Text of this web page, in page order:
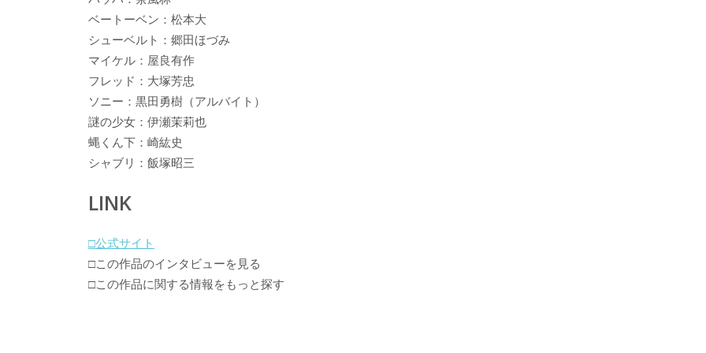
ベートーベン：松本大
シューベルト：郷田ほづみ
マイケル：屋良有作
フレッド：大塚芳忠
ソニー：黒田勇樹（アルバイト）
謎の少女：伊瀬茉莉也
蝿くん下：崎紘史
シャブリ：飯塚昭三
LINK
□公式サイト
□この作品のインタビューを見る
□この作品に関する情報をもっと探す